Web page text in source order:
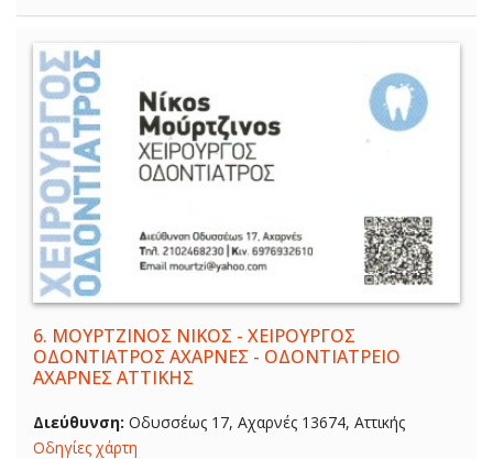
6. ΜΟΥΡΤΖΙΝΟΣ ΝΙΚΟΣ - ΧΕΙΡΟΥΡΓΟΣ
ΟΔΟΝΤΙΑΤΡΟΣ ΑΧΑΡΝΕΣ - ΟΔΟΝΤΙΑΤΡΕΙΟ
ΑΧΑΡΝΕΣ ΑΤΤΙΚΗΣ
Διεύθυνση: Οδυσσέως 17, Αχαρνές 13674, Αττικής
Οδηγίες χάρτη